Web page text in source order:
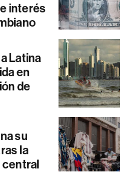
interés
Latina
en
de
su
la
central